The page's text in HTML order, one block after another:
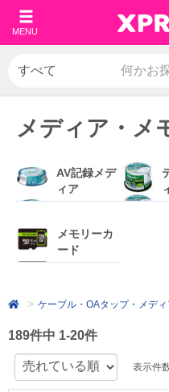
MENU
メディア・メ
AV記録メデ
ィア
メモリーカ
ード
ケーブル・OAタップ・メデ
189件中 1-20件
表示件